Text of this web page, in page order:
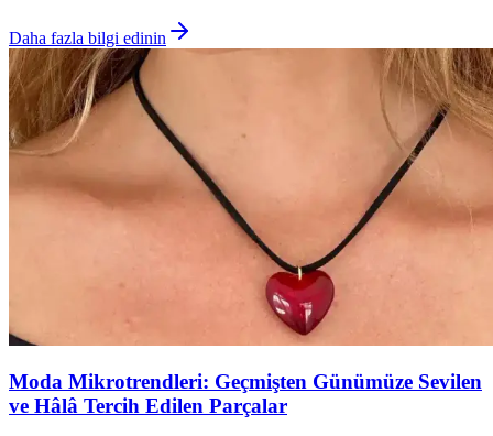
Daha fazla bilgi edinin
Moda Mikrotrendleri: Geçmişten Günümüze Sevilen
ve Hâlâ Tercih Edilen Parçalar